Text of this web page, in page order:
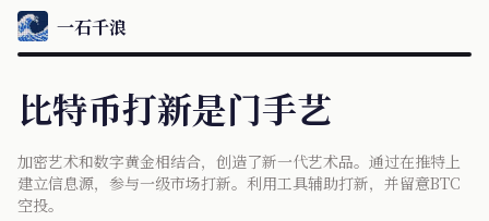
一石千浪
比特币打新是门手艺
加密艺术和数字黄金相结合，创造了新一代艺术品。通过在推特上
建立信息源，参与一级市场打新。利用工具辅助打新，并留意BTC
空投。